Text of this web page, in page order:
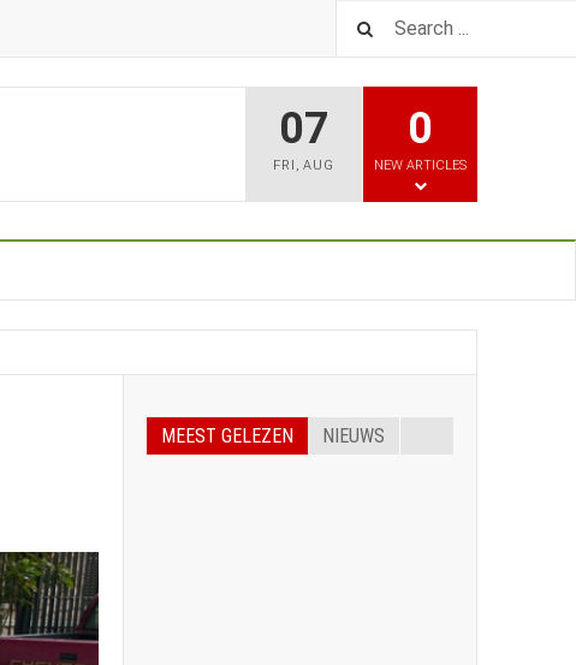
07
FRI ,AUG
0
NEW ARTICLES
MEEST GELEZEN NIEUWS